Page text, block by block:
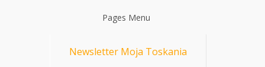
Pages Menu
Newsletter Moja Toskania